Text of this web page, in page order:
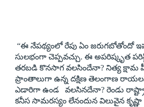
“ఈ నేపథ్యంలో రేపు ఏం జరుగబోతోందో
సులభంగా చెప్పవచ్చు. ఈ అపరిష్కృత
తరబడి కొనసాగ వలసిందేనా? నిత్య క్షామ
ప్రాంతాలుగా ఉన్న దక్షిణ తెలంగాణ
ఎడారిగా ఉండ వలసినదేనా? రెండు
కనీస సామరస్యం లేనందున విలువైన